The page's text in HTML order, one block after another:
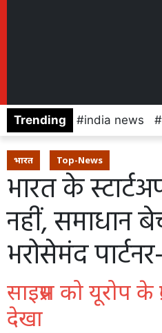
Trending india news
भारत Top-News
भारत के
नहीं, समाधान
भरोसेमंद
साइप्रस को यूरोप के
देखा